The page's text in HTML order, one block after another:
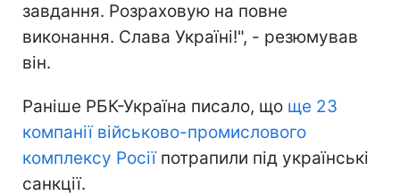
завдання. Розраховую на повне
виконання. Слава Україні!", - резюмував
він.
Раніше РБК-Україна писало, що ще 23
компанії військово-промислового
комплексу Росіїпотрапили під українські
санкції.